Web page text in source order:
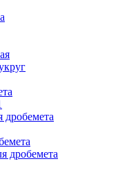
дробемета
дробемета